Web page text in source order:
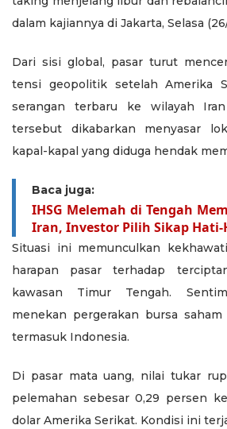
dalam kajiannya di Jakarta, Selasa
Dari sisi global, pasar turut
tensi geopolitik setelah Amerika
serangan terbaru ke wilayah Iran
tersebut dikabarkan menyasar
kapal-kapal yang diduga hendak
Baca juga:
IHSG Melemah di Tengah
Iran, Investor Pilih Sikap Hati-
Situasi ini memunculkan
harapan pasar terhadap
kawasan Timur Tengah.
menekan pergerakan bursa
termasuk Indonesia.
Di pasar mata uang, nilai tukar
pelemahan sebesar 0,29 persen
dolar Amerika Serikat. Kondisi ini